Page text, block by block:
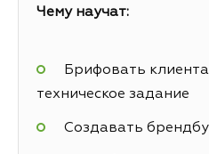
Чему научат:
Брифовать
техническое задание
Создавать